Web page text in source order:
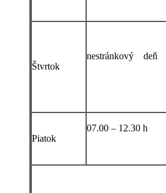
Štvrtok
nestránkový deň
Piatok
07.00 – 12.30 h